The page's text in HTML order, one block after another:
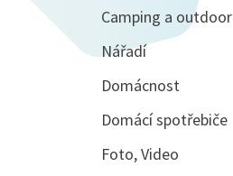
Camping a outdoor
Nářadí
Domácnost
Domácí spotřebiče
Foto, Video